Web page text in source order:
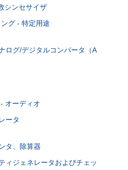
シンセサイザ
グ - 特定用途
ログ/デジタルコンバータ（A
オーディオ
ータ
タ、除算器
ィジェネレータおよびチェッ